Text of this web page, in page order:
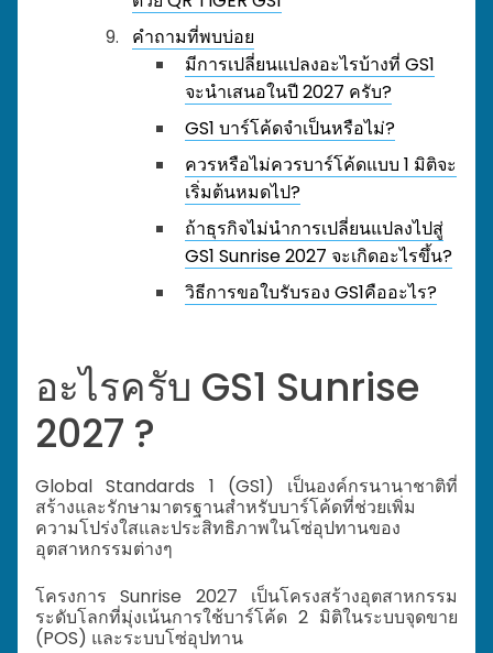
คำถามที่พบบ่อย
มีการเปลี่ยนแปลงอะไรบ้างที่ GS1
จะนำเสนอในปี 2027 ครับ?
GS1 บาร์โค้ดจำเป็นหรือไม่?
ควรหรือไม่ควรบาร์โค้ดแบบ 1 มิติจะ
เริ่มต้นหมดไป?
ถ้าธุรกิจไม่นำการเปลี่ยนแปลงไปสู่
GS1 Sunrise 2027 จะเกิดอะไรขึ้น?
วิธีการขอใบรับรอง GS1คืออะไร?
อะไรครับ GS1 Sunrise
2027 ?
Global Standards 1 (GS1) เป็นองค์กรนานาชาติที่
สร้างและรักษามาตรฐานสำหรับบาร์โค้ดที่ช่วยเพิ่ม
ความโปร่งใสและประสิทธิภาพในโซ่อุปทานของ
อุตสาหกรรมต่างๆ
โครงการ Sunrise 2027 เป็นโครงสร้างอุตสาหกรรม
ระดับโลกที่มุ่งเน้นการใช้บาร์โค้ด 2 มิติในระบบจุดขาย
(POS) และระบบโซ่อุปทาน